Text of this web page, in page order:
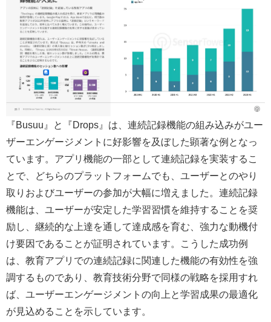
『Busuu』と『Drops』は、連続記録機能の組み込みがユー
ザーエンゲージメントに好影響を及ぼした顕著な例となっ
ています。アプリ機能の一部として連続記録を実装するこ
とで、どちらのプラットフォームでも、ユーザーとのやり
取りおよびユーザーの参加が大幅に増えました。連続記録
機能は、ユーザーが安定した学習習慣を維持することを奨
励し、継続的な上達を通して達成感を育む、強力な動機付
け要因であることが証明されています。こうした成功例
は、教育アプリでの連続記録に関連した機能の有効性を強
調するものであり、教育技術分野で同様の戦略を採用すれ
ば、ユーザーエンゲージメントの向上と学習成果の最適化
が見込めることを示しています。